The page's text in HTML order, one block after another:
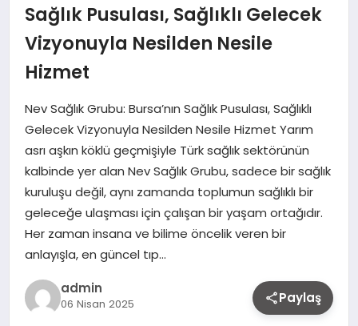
Sağlık Pusulası, Sağlıklı Gelecek
Vizyonuyla Nesilden Nesile
Hizmet
Nev Sağlık Grubu: Bursa’nın Sağlık Pusulası, Sağlıklı
Gelecek Vizyonuyla Nesilden Nesile Hizmet Yarım
asrı aşkın köklü geçmişiyle Türk sağlık sektörünün
kalbinde yer alan Nev Sağlık Grubu, sadece bir sağlık
kuruluşu değil, aynı zamanda toplumun sağlıklı bir
geleceğe ulaşması için çalışan bir yaşam ortağıdır.
Her zaman insana ve bilime öncelik veren bir
anlayışla, en güncel tıp…
admin
06 Nisan 2025 Paylaş